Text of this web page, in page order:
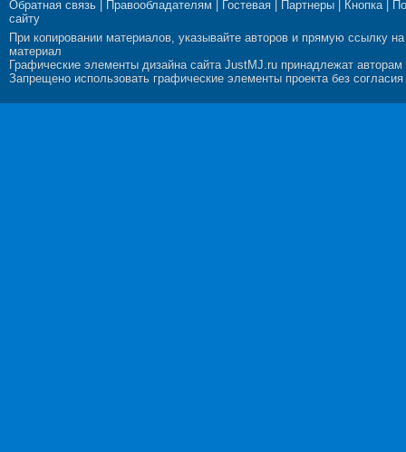
Обратная связь
Правообладателям Гостевая Партнеры Кнопка|
сайту
При копировании материалов, указывайте авторов и прямую ссылку на
материал
Графические элементы дизайна сайта JustMJ.ru принадлежат авторам
Запрещено использовать графические элементы проекта без согласия